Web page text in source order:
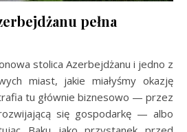
pełna
stolica Azerbejdżanu i jedno z
miast, jakie miałyśmy okazję
tu głównie biznesowo — przez
się gospodarkę — albo